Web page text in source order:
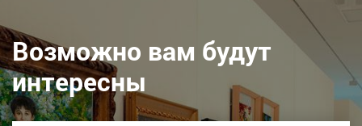
Возможно вам будут
интересны